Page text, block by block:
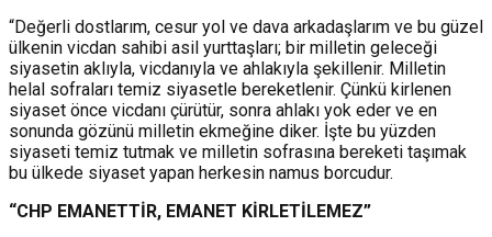
“Değerli dostlarım, cesur yol ve dava arkadaşlarım ve bu güzel
ülkenin vicdan sahibi asil yurttaşları; bir milletin geleceği
siyasetin aklıyla, vicdanıyla ve ahlakıyla şekillenir. Milletin
helal sofraları temiz siyasetle bereketlenir. Çünkü kirlenen
siyaset önce vicdanı çürütür, sonra ahlakı yok eder ve en
sonunda gözünü milletin ekmeğine diker. İşte bu yüzden
siyaseti temiz tutmak ve milletin sofrasına bereketi taşımak
bu ülkede siyaset yapan herkesin namus borcudur.
“CHP EMANETTİR, EMANET KİRLETİLEMEZ”